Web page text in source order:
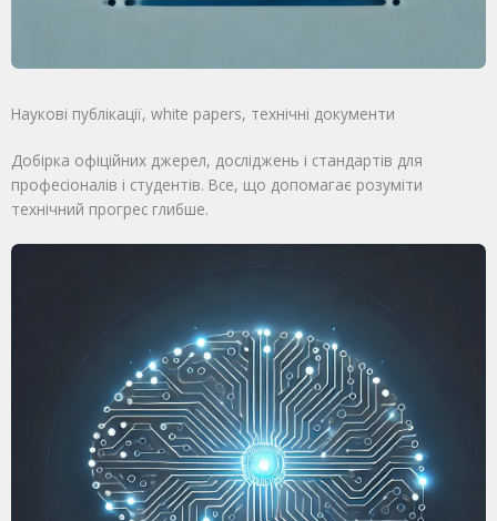
Наукові публікації, white papers, технічні документи​
Добірка офіційних джерел, досліджень і стандартів для
професіоналів і студентів. Все, що допомагає розуміти
технічний прогрес глибше.